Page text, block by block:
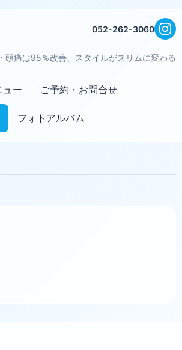
052-262-3060
頭痛は95％改善、スタイルがスリムに変わる
ュー ご予約・お問合せ
フォトアルバム